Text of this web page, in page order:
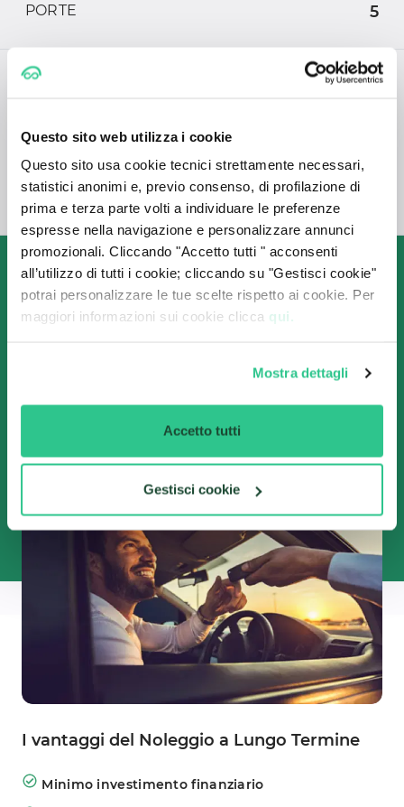
Questo sito web utilizza i cookie
Questo sito usa cookie tecnici strettamente necessari,
statistici anonimi e, previo consenso, di profilazione di
prima e terza parte volti a individuare le preferenze
espresse nella navigazione e personalizzare annunci
promozionali. Cliccando "Accetto tutti " acconsenti
all’utilizzo di tutti i cookie; cliccando su "Gestisci cookie"
potrai personalizzare le tue scelte rispetto ai cookie. Per
maggiori informazioni sui cookie clicca qui.
Mostra dettagli
Accetto tutti
Gestisci cookie
PORTE 5
EMISSIONI DI CO2
Come funziona
il Noleggio a Lungo Termine
con CarPlanner?
Grazie alla collaborazione con le migliori società
l'auto che preferisci tra centinaia di offerte
disponibili!
I vantaggi del Noleggio a Lungo Termine
Minimo investimento finanziario